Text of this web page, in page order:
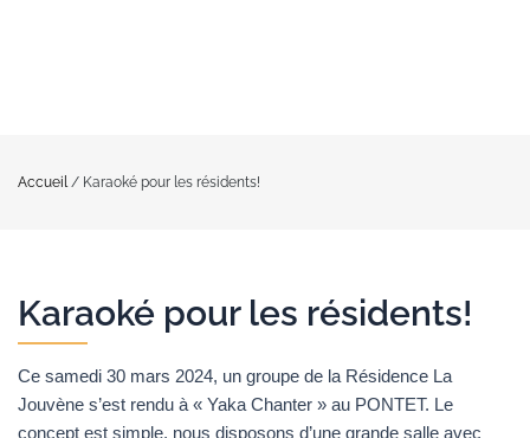
Accueil / Karaoké pour les résidents!
Karaoké pour les résidents!
Ce samedi 30 mars 2024, un groupe de la Résidence La
Jouvène s’est rendu à « Yaka Chanter » au PONTET. Le
concept est simple, nous disposons d’une grande salle avec